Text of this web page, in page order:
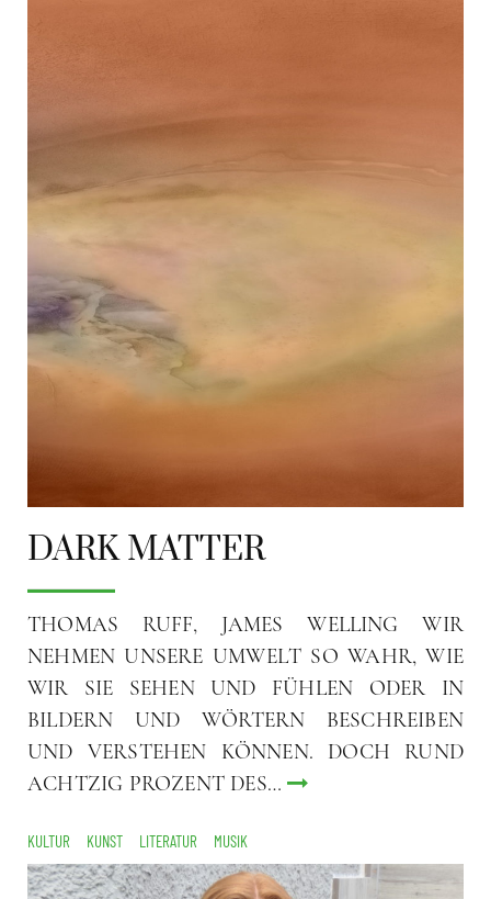
DARK MATTER
THOMAS RUFF, JAMES WELLING WIR
NEHMEN UNSERE UMWELT SO WAHR, WIE
WIR SIE SEHEN UND FÜHLEN ODER IN
BILDERN UND WÖRTERN BESCHREIBEN
UND VERSTEHEN KÖNNEN. DOCH RUND
ACHTZIG PROZENT DES…
KULTUR KUNST LITERATUR MUSIK